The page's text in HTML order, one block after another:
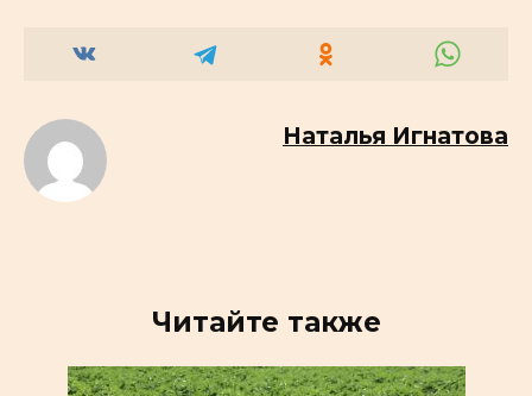
Наталья Игнатова
Читайте также